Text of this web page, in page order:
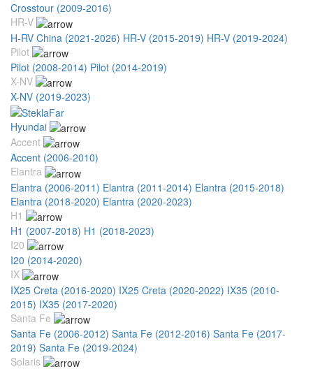
Crosstour (2009-2016)
HR-V
H-RV China (2021-2026) HR-V (2015-2019) HR-V (2019-2024)
Pilot
Pilot (2008-2014) Pilot (2014-2019)
X-NV
X-NV (2019-2023)
Hyundai
Accent
Accent (2006-2010)
Elantra
Elantra (2006-2011) Elantra (2011-2014) Elantra (2015-2018)
Elantra (2018-2020) Elantra (2020-2023)
H1
H1 (2007-2018) H1 (2018-2023)
I20
I20 (2014-2020)
IX
IX25 Creta (2016-2020) IX25 Creta (2020-2022) IX35 (2010-
2015) IX35 (2017-2020)
Santa Fe
Santa Fe (2006-2012) Santa Fe (2012-2016) Santa Fe (2017-
2019) Santa Fe (2019-2024)
Solaris